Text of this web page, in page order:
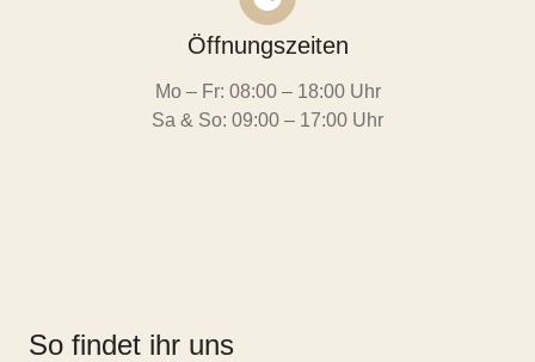
Öffnungszeiten
Mo – Fr: 08:00 – 18:00 Uhr
Sa & So: 09:00 – 17:00 Uhr
So findet ihr uns